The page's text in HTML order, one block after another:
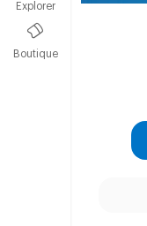
Explorer
Boutique